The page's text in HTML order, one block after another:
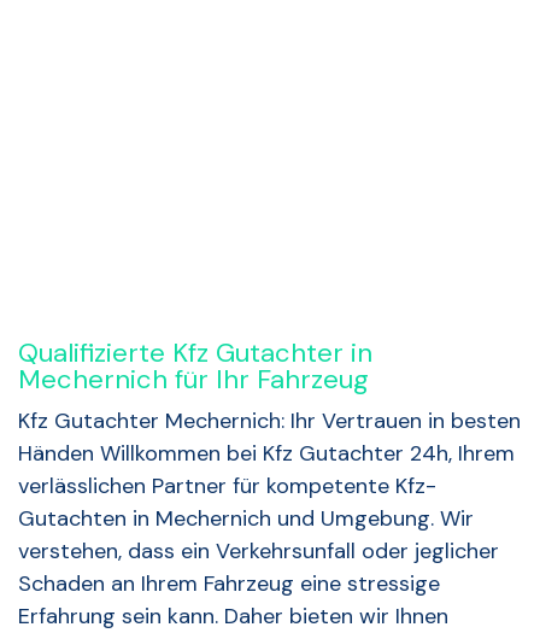
Qualifizierte Kfz Gutachter in
Mechernich für Ihr Fahrzeug
Kfz Gutachter Mechernich: Ihr Vertrauen in besten
Händen Willkommen bei Kfz Gutachter 24h, Ihrem
verlässlichen Partner für kompetente Kfz-
Gutachten in Mechernich und Umgebung. Wir
verstehen, dass ein Verkehrsunfall oder jeglicher
Schaden an Ihrem Fahrzeug eine stressige
Erfahrung sein kann. Daher bieten wir Ihnen